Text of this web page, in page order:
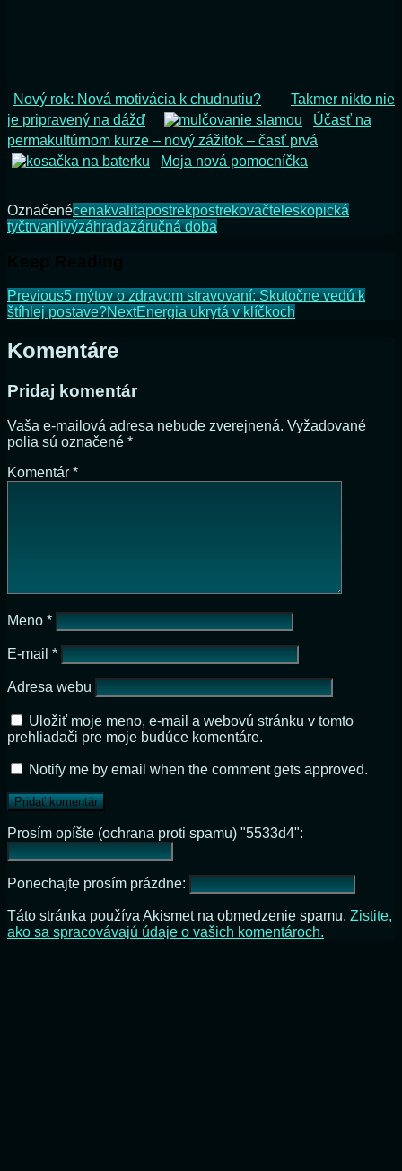
Nový rok: Nová motivácia k chudnutiu?
Takmer nikto nie
je pripravený na dážď
Účasť na
permakultúrnom kurze – nový zážitok – časť prvá
Moja nová pomocníčka
Označenécenakvalitapostrekpostrekovačteleskopická
tyčtrvanlivýzáhradazáručná doba
Previous5 mýtov o zdravom stravovaní: Skutočne vedú k
štíhlej postave?NextEnergia ukrytá v klíčkoch
Komentáre
Pridaj komentár
Vaša e-mailová adresa nebude zverejnená. Vyžadované
polia sú označené *
Komentár *
Meno *
E-mail *
Adresa webu
Uložiť moje meno, e-mail a webovú stránku v tomto
prehliadači pre moje budúce komentáre.
Notify me by email when the comment gets approved.
Prosím opíšte (ochrana proti spamu) "5533d4":
Ponechajte prosím prázdne:
Táto stránka používa Akismet na obmedzenie spamu. Zistite,
ako sa spracovávajú údaje o vašich komentároch.